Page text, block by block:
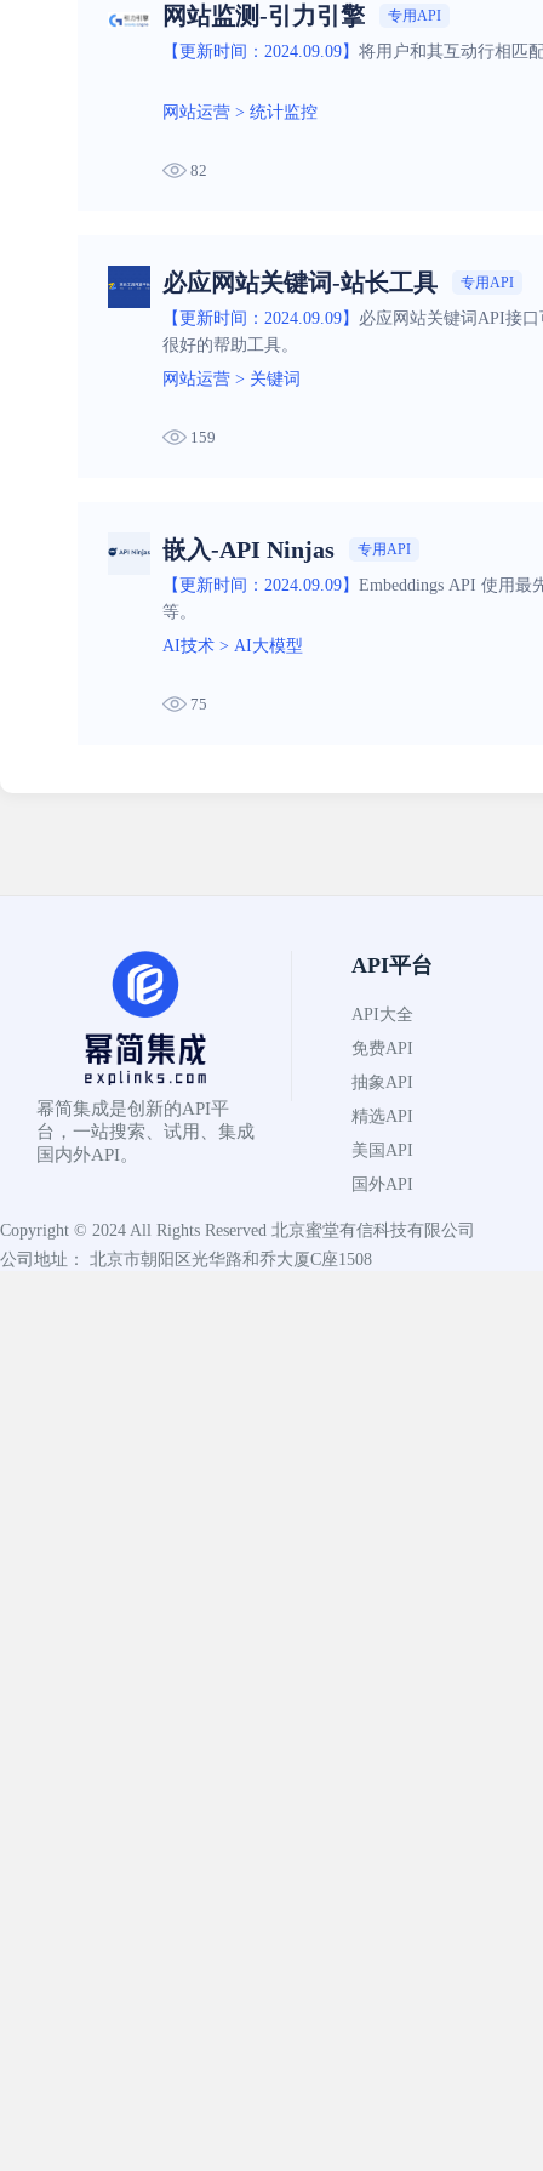
网站监测-引力引擎 专用API
【更新时间：2024.09.09】 将用户和其互动行相匹
网站运营 > 统计监控
82
必应网站关键词-站长工具 专用API
【更新时间：2024.09.09】 必应网站关键词API接
很好的帮助工具。
网站运营 > 关键词
159
嵌入-API Ninjas 专用API
【更新时间：2024.09.09】 Embeddings API 使用
等。
AI技术 > AI大模型
75
幂简集成是创新的API平
台，一站搜索、试用、集成
国内外API。
API平台
API大全
免费API
抽象API
精选API
美国API
国外API
Copyright © 2024 All Rights Reserved 北京蜜堂有信科技有限公司
公司地址： 北京市朝阳区光华路和乔大厦C座1508